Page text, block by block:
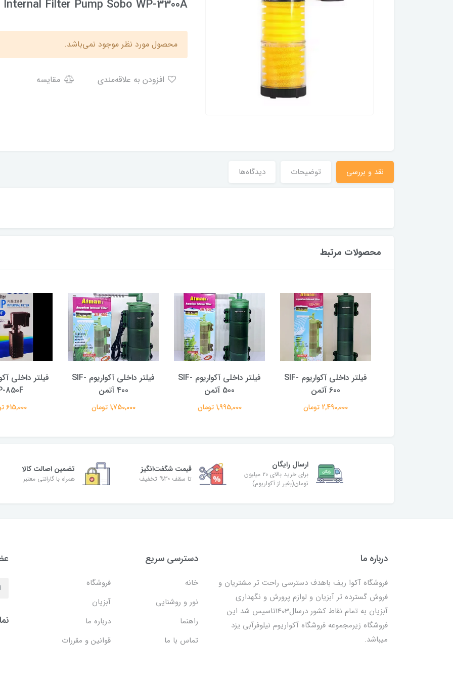
Internal Filter Pump Sobo WP-3300A
محصول مورد نظر موجود نمی‌باشد.
مقایسه
نقد و بررسی توضیحات دیدگاه‌ها
محصولات مرتبط
فیلتر داخلی آکواریوم SIF-
600 آتمن
2,490,000 تومان
فیلتر داخلی آکواریوم SIF-
500 آتمن
1,995,000 تومان
فیلتر داخلی آکواریوم SIF-
400 آتمن
1,750,000 تومان
فیلتر داخلی
850F
615,000 تومان
ارسال رایگان
برای خرید بالای ۲۰ میلیون
تومان(بغیر از آکواریوم)
قیمت شگفت‌انگیز
تا سقف 30% تخفیف
تضمین اصالت کالا
همراه با گارانتی معتبر
درباره ما
فروشگاه آکوا ریف باهدف دسترسی راحت تر مشتریان و
فروش گسترده تر آبزیان و لوازم پرورش و نگهداری
آبزیان به تمام نقاط کشور درسال1403تاسیس شد این
فروشگاه زیرمجموعه فروشگاه آکواریوم نیلوفرآبی یزد
میباشد.
دسترسی سریع
خانه
فروشگاه
نور و روشنایی
آبزیان
راهنما
درباره ما
تماس با ما
قوانین و مقررات